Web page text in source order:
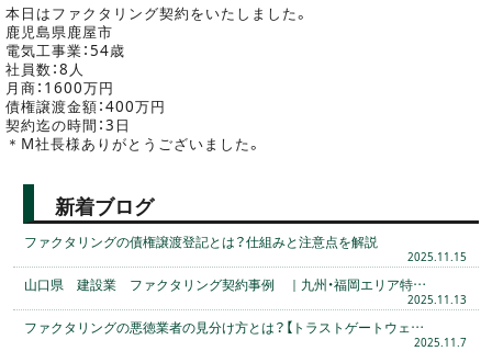
本日はファクタリング契約をいたしました。
鹿児島県鹿屋市
電気工事業：54歳
社員数：8人
月商：1600万円
債権譲渡金額：400万円
契約迄の時間：3日
＊M社長様ありがとうございました。
新着ブログ
ファクタリングの債権譲渡登記とは？仕組みと注意点を解説
2025.11.15
山口県 建設業 ファクタリング契約事例 ｜九州・福岡エリア特…
2025.11.13
ファクタリングの悪徳業者の見分け方とは？【トラストゲートウェ…
2025.11.7